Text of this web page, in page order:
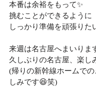
本番は余裕をもって✨
挑むことができるように
しっかり準備を頑張りた
来週は名古屋へまいりま
久しぶりの名古屋、楽し
(帰りの新幹線ホームで
しみです😆笑)